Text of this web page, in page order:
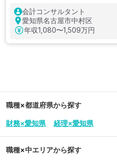
会計コンサルタント
愛知県名古屋市中村区
年収1,080〜1,509万円
職種×都道府県から探す
財務×愛知県 経理×愛知県
職種×中エリアから探す